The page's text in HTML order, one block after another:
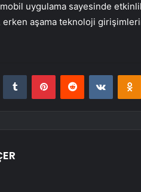
uygulama sayesinde
aşama teknoloji
Tumblr PinterestReddit